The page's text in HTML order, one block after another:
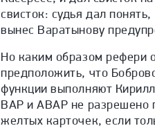
свисток: судья дал
вынес Варатынову
Но каким образом рефери
предположить, что
функции выполняют
ВАР и АВАР не разрешено
желтых карточек, если